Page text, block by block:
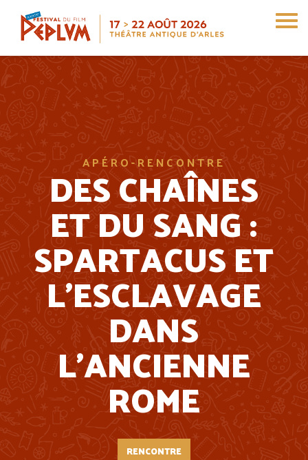
contenu
principal
APÉRO-RENCONTRE
DES CHAÎNES
ET DU SANG :
SPARTACUS ET
L’ESCLAVAGE
DANS
L’ANCIENNE
ROME
RENCONTRE